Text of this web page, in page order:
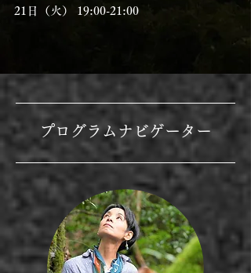
21日（火） 19:00-21:00
プログラムナビゲーター